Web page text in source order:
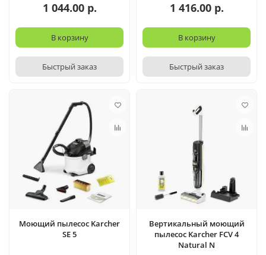
1 044.00 р.
В корзину
Быстрый заказ
1 416.00 р.
В корзину
Быстрый заказ
Моющий пылесос Karcher
SE 5
Вертикальный моющий
пылесос Karcher FCV 4
Natural N